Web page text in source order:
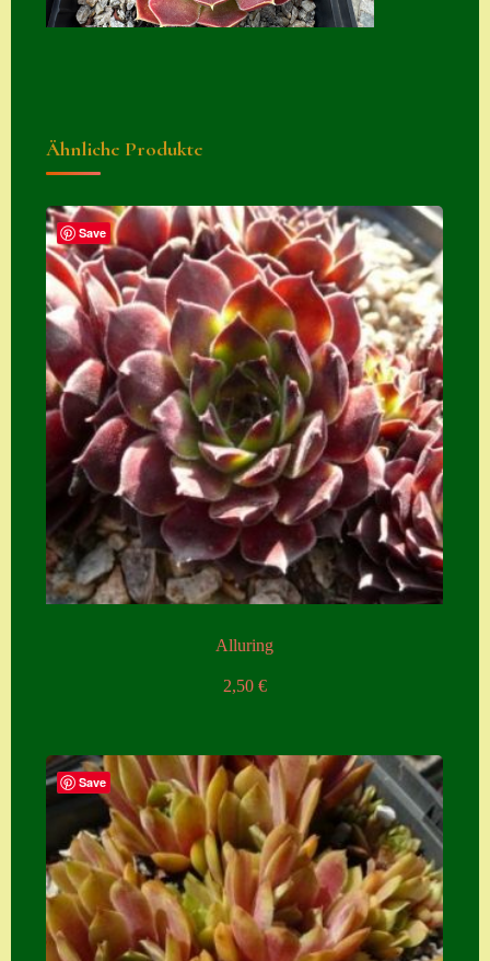
Zubehör
Ähnliche Produkte
Save
Alluring
2,50 €
Save